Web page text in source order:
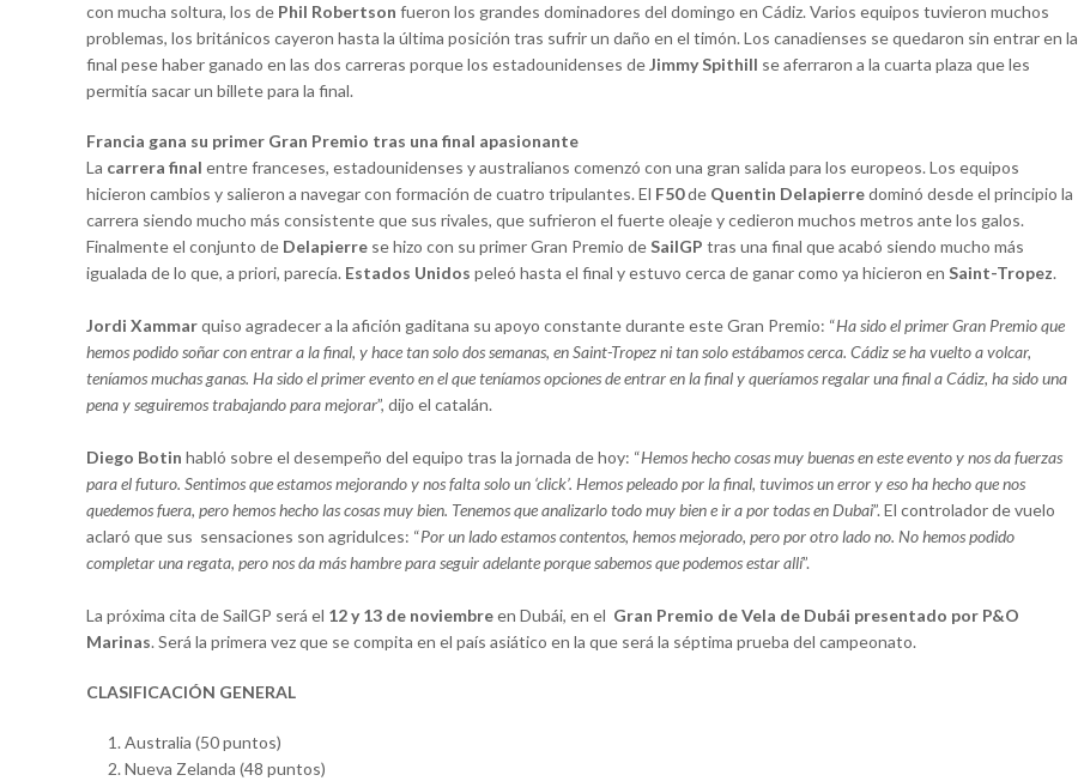
con mucha soltura, los de Phil Robertson fueron los grandes dominadores del domingo en Cádiz. Varios equipos tuvieron muchos
problemas, los británicos cayeron hasta la última posición tras sufrir un daño en el timón. Los canadienses se quedaron sin entrar en la
final pese haber ganado en las dos carreras porque los estadounidenses deJimmy Spithill se aferraron a la cuarta plaza que les
permitía sacar un billete para la final.
Francia gana su primer Gran Premio tras una final apasionante
La carrera final entre franceses, estadounidenses y australianos comenzó con una gran salida para los europeos. Los equipos
hicieron cambios y salieron a navegar con formación de cuatro tripulantes. El F50de Quentin Delapierredominó desde el principio la
carrera siendo mucho más consistente que sus rivales, que sufrieron el fuerte oleaje y cedieron muchos metros ante los galos.
Finalmente el conjunto de Delapierre se hizo con su primer Gran Premio deSailGP tras una final que acabó siendo mucho más
igualada de lo que, a priori, parecía. Estados Unidos peleó hasta el final y estuvo cerca de ganar como ya hicieron en Saint-Tropez.
Jordi Xammarquiso agradecer a la afición gaditana su apoyo constante durante este Gran Premio: “Ha sido el primer Gran Premio que
hemos podido soñar con entrar a la final, y hace tan solo dos semanas, en Saint-Tropez ni tan solo estábamos cerca. Cádiz se ha vuelto a volcar,
teníamos muchas ganas. Ha sido el primer evento en el que teníamos opciones de entrar en la final y queríamos regalar una final a Cádiz, ha sido una
pena y seguiremos trabajando para mejorar”, dijo el catalán.
Diego Botin habló sobre el desempeño del equipo tras la jornada de hoy: “Hemos hecho cosas muy buenas en este evento y nos da fuerzas
para el futuro. Sentimos que estamos mejorando y nos falta solo un ‘click’. Hemos peleado por la final, tuvimos un error y eso ha hecho que nos
quedemos fuera, pero hemos hecho las cosas muy bien. Tenemos que analizarlo todo muy bien e ir a por todas en Dubai”. El controlador de vuelo
aclaró que sus sensaciones son agridulces: “Por un lado estamos contentos, hemos mejorado, pero por otro lado no. No hemos podido
completar una regata, pero nos da más hambre para seguir adelante porque sabemos que podemos estar allí”.
La próxima cita de SailGP será el 12 y 13 de noviembreen Dubái, en el Gran Premio de Vela de Dubái presentado por P&O
Marinas. Será la primera vez que se compita en el país asiático en la que será la séptima prueba del campeonato.
CLASIFICACIÓN GENERAL
Australia (50 puntos)
Nueva Zelanda (48 puntos)